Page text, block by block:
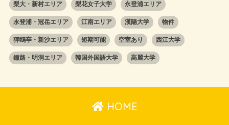
梨大・新村エリア 梨花女子大学 永登浦エリア
永登浦・冠岳エリア 江南エリア 漢陽大学 物件
狎鴎亭・新沙エリア 短期可能 空室あり 西江大学
鐘路・明洞エリア 韓国外国語大学 高麗大学
HOME